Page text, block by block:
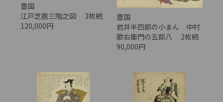
豊国
江戸芝居三階之図 3枚続
120,000円
豊国
岩井半四郎の小まん 中村
歌右衛門の五郎八 2枚続
90,000円